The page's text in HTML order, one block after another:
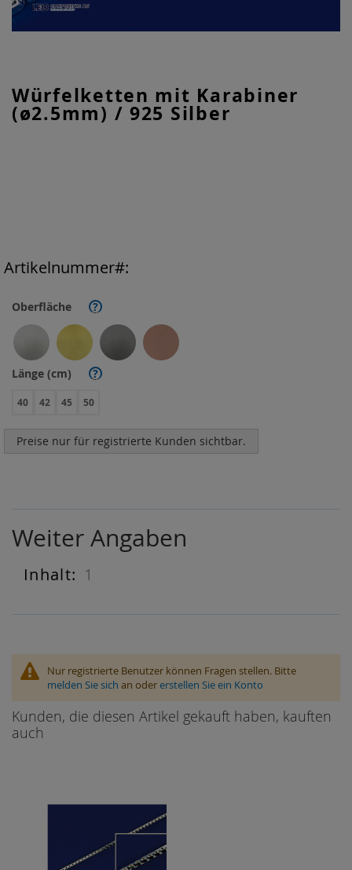
Würfelketten mit Karabiner
(ø2.5mm) / 925 Silber
Oberfläche ?
Länge (cm) ?
40 42 45 50
Preise nur für registrierte Kunden sichtbar.
Artikelnummer
Anfang
der
Bildgalerie
Weiter Angaben
Weiter
1
Nur registrierte Benutzer können Fragen stellen. Bitte
melden Sie sich an odererstellen Sie ein Konto
Kunden, die diesen Artikel gekauft haben, kauften
auch